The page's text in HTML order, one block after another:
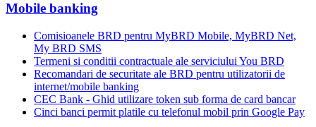
Mobile banking
Comisioanele BRD pentru MyBRD Mobile, MyBRD Net,
My BRD SMS
Termeni si conditii contractuale ale serviciului You BRD
Recomandari de securitate ale BRD pentru utilizatorii de
internet/mobile banking
CEC Bank - Ghid utilizare token sub forma de card bancar
Cinci banci permit platile cu telefonul mobil prin Google Pay